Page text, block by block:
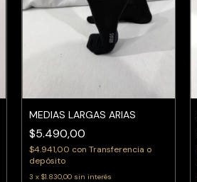
MEDIAS LARGAS ARIAS
$5.490,00
$4.941,00 con Transferencia o
depósito
3 x $1.830,00 sin interés